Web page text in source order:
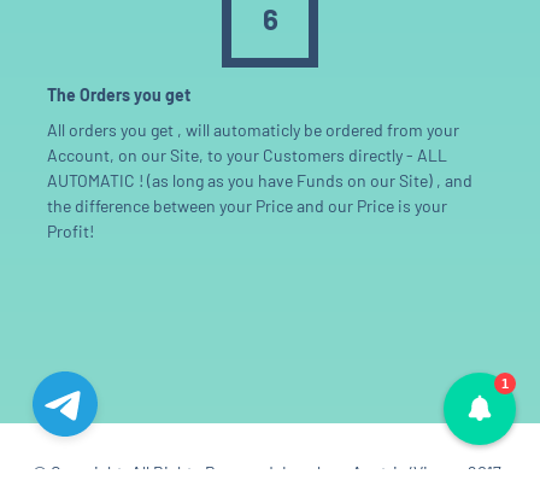
6
The Orders you get
All orders you get , will automaticly be ordered from your
Account, on our Site, to your Customers directly - ALL
AUTOMATIC ! (as long as you have Funds on our Site) , and
the difference between your Price and our Price is your
Profit!
© Copyright. All Rights Reserved. Levelup , Austria/Vienna 2017-
1